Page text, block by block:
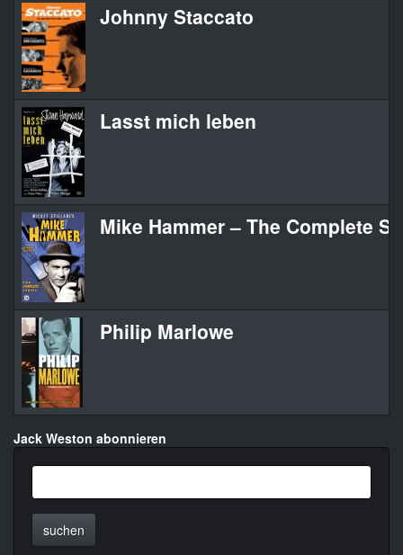
Johnny Staccato
Lasst mich leben
Mike Hammer – The Complete
Philip Marlowe
Jack Weston abonnieren
suchen